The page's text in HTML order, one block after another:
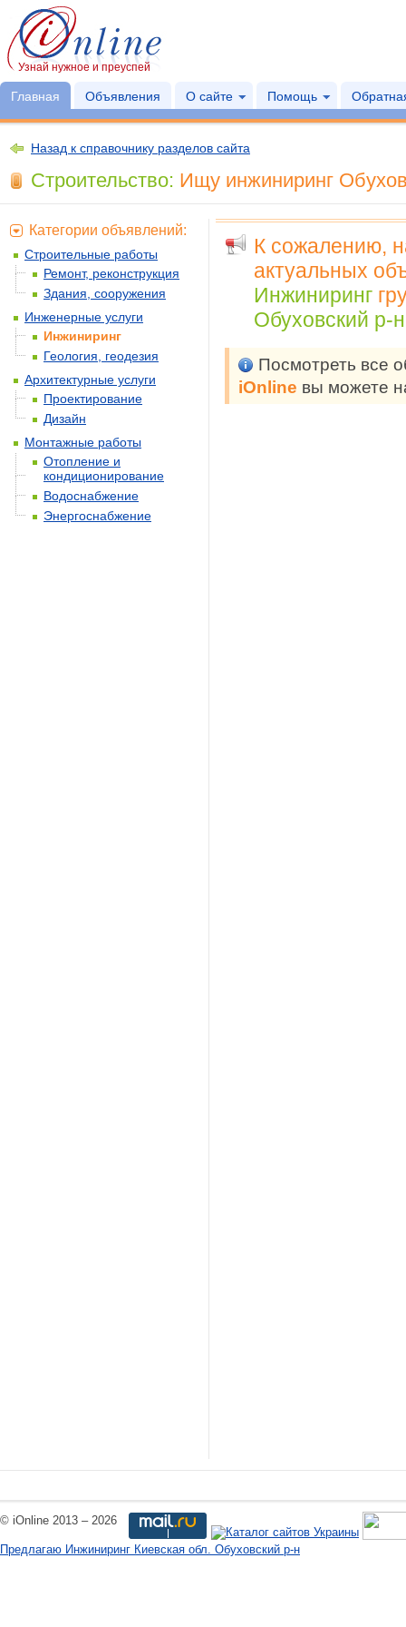
Узнай нужное и преуспей
Главная Объявления О сайте Помощь
Назад к справочнику разделов сайта
Строительство: Ищу инжиниринг
К сожалению,
актуальных
Инжиниринг
Обуховский р-
Посмотреть все
iOnline вы можете
Категории объявлений:
Строительные работы
Ремонт, реконструкция
Здания, сооружения
Инженерные услуги
Инжиниринг
Геология, геодезия
Архитектурные услуги
Проектирование
Дизайн
Монтажные работы
Отопление и
кондиционирование
Водоснабжение
Энергоснабжение
© iOnline 2013 – 2026
Предлагаю Инжиниринг Киевская обл. Обуховский р-н